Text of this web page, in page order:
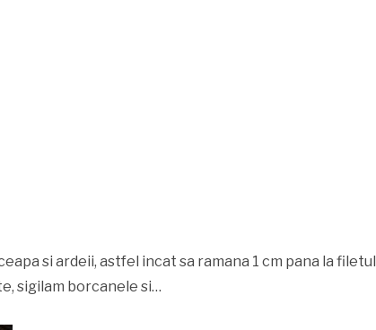
si ardeii, astfel incat sa ramana 1 cm pana la filetul
sigilam borcanele si…